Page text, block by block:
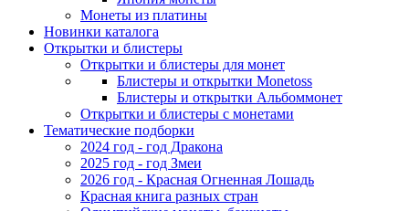
Монеты из платины
Новинки каталога
Открытки и блистеры
Открытки и блистеры для монет
Блистеры и открытки Monetoss
Блистеры и открытки Альбоммонет
Открытки и блистеры с монетами
Тематические подборки
2024 год - год Дракона
2025 год - год Змеи
2026 год - Красная Огненная Лошадь
Красная книга разных стран